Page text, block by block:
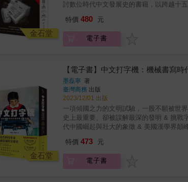
金石堂
討數位時代中文發展史的書籍，以跨越十
軍、美國陸軍、五角大廈、蘭德公司、英
第一本《中文打字機》的論述，這本《中
通。在個人電腦仍是雛形的時代，中文輸
也因著QWERTY鍵盤在電腦輸入上成為主
情在華文世界至今仍未休止。硬體的改進
的世界。本書提出中文輸入的六大面向，
寫」的出現如何衝擊並影響了中文輸入法
字」的危機。這兩個並存但矛盾的現象為
空前挑戰，徹底改變計算機世界？標準的
語言？在《中文電腦》一書中，墨磊寧著
稱之為「超書寫」（hypography）的書寫
及它們對中文書寫方式產生的深遠影響。
（僅舉幾例）一批傑出而古怪的人物，以
特價 480 元
電子書
金石堂
【電子書】中文打字機：機械書寫
墨磊寧 著
臺灣商務 出版
2023/12/01 出版
一項傾國之力的文明試驗，一股不願被
史上最重要、卻被誤解最深的發明 & 挑
代中國崛起與壯大的象徵 & 美國漢學界
--- 廢除漢字、實現澈底字母化，曾是二十世紀初的主流觀點。 & 從一台擁有5000個按鍵的幻想機器怪物，到「中文打字機之父」周厚坤，傾家蕩
動實驗中，方塊字如何突破字母文字霸權的圍剿，與現代化接軌？
特價 473 元
電子書